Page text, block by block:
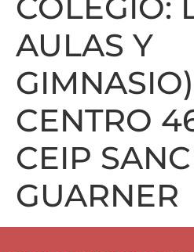
AULAS Y
CENTRO
CEIP
GUARNER